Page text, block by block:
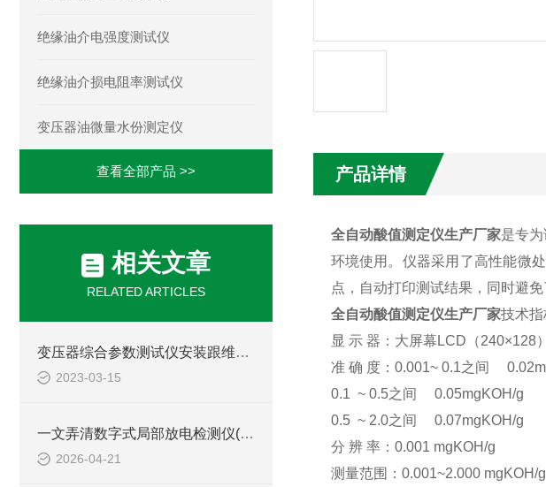
绝缘油介电强度测试仪
绝缘油介损电阻率测试仪
变压器油微量水份测定仪
查看全部产品 >>
相关文章
RELATED ARTICLES
变压器综合参数测试仪安装跟维护有哪些要注意
2023-03-15
一文弄清数字式局部放电检测仪(本质、原理、优势及技术发展)
2026-04-21
产品详情
全自动酸值测定仪生产厂家是专
环境使用。仪器采用了高性能微
点，自动打印测试结果，同时避
全自动酸值测定仪生产厂家技术指
显 示 器：大屏幕LCD（240×128）
准 确 度：0.001~ 0.1之间
0.1 ~ 0.5之间 0.05mgKOH/g
0.5 ~ 2.0之间 0.07mgKOH/g
分 辨 率：0.001 mgKOH/g
测量范围：0.001~2.000 mgKOH/g